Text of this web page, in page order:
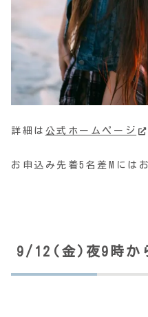
詳細は 公式ホームページ
お申込み先着5名差Mには
9/12(金)夜9時か